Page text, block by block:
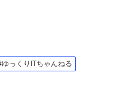
ゆっくりITちゃんねる